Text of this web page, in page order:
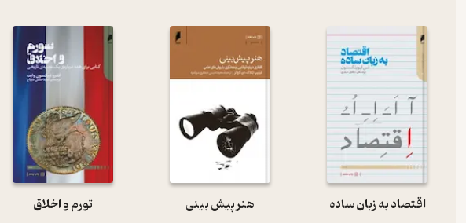
‫اقتصاد به زبان ساده هنر پیش بینی تورم و اخلاق